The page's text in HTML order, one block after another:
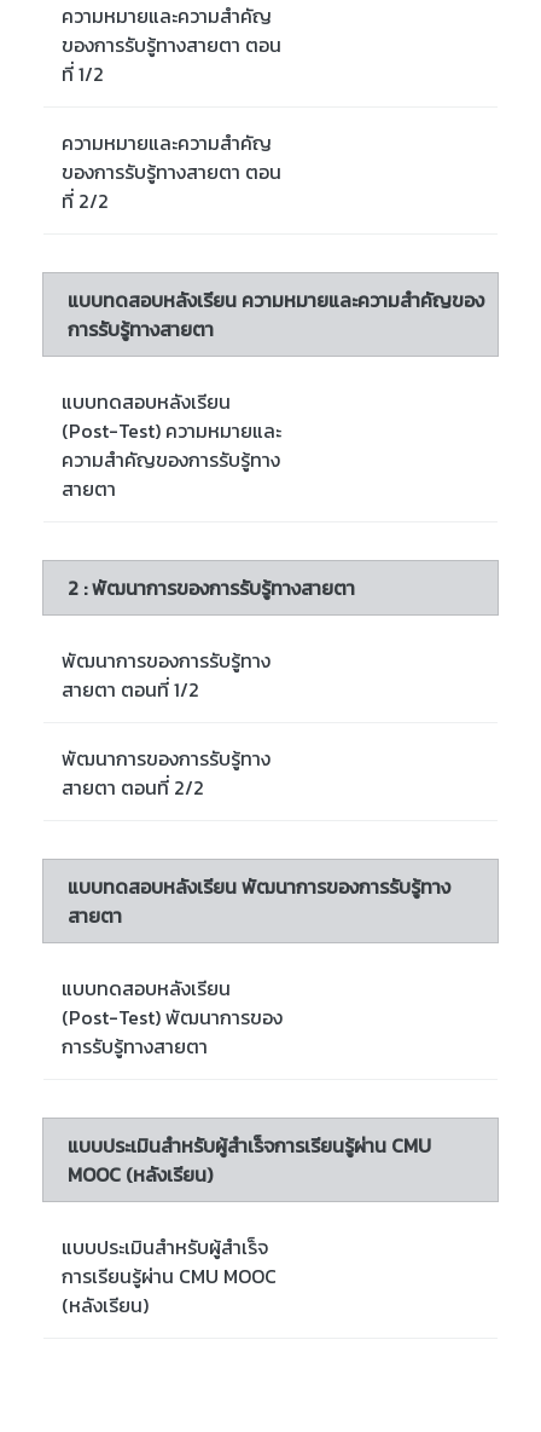
ความหมายและความสำคัญ
ของการรับรู้ทางสายตา ตอน
ที่ 1/2
ความหมายและความสำคัญ
ของการรับรู้ทางสายตา ตอน
ที่ 2/2
แบบทดสอบหลังเรียน ความหมายและความสำคัญของ
การรับรู้ทางสายตา
แบบทดสอบหลังเรียน
(Post-Test) ความหมายและ
ความสำคัญของการรับรู้ทาง
สายตา
2 : พัฒนาการของการรับรู้ทางสายตา
พัฒนาการของการรับรู้ทาง
สายตา ตอนที่ 1/2
พัฒนาการของการรับรู้ทาง
สายตา ตอนที่ 2/2
แบบทดสอบหลังเรียน พัฒนาการของการรับรู้ทาง
สายตา
แบบทดสอบหลังเรียน
(Post-Test) พัฒนาการของ
การรับรู้ทางสายตา
แบบประเมินสำหรับผู้สำเร็จการเรียนรู้ผ่าน CMU
MOOC (หลังเรียน)
แบบประเมินสำหรับผู้สำเร็จ
การเรียนรู้ผ่าน CMU MOOC
(หลังเรียน)